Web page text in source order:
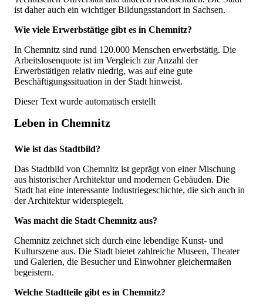
ist daher auch ein wichtiger Bildungsstandort in Sachsen.
Wie viele Erwerbstätige gibt es in Chemnitz?
In Chemnitz sind rund 120.000 Menschen erwerbstätig. Die
Arbeitslosenquote ist im Vergleich zur Anzahl der
Erwerbstätigen relativ niedrig, was auf eine gute
Beschäftigungssituation in der Stadt hinweist.
Dieser Text wurde automatisch erstellt
Leben in Chemnitz
Wie ist das Stadtbild?
Das Stadtbild von Chemnitz ist geprägt von einer Mischung
aus historischer Architektur und modernen Gebäuden. Die
Stadt hat eine interessante Industriegeschichte, die sich auch in
der Architektur widerspiegelt.
Was macht die Stadt Chemnitz aus?
Chemnitz zeichnet sich durch eine lebendige Kunst- und
Kulturszene aus. Die Stadt bietet zahlreiche Museen, Theater
und Galerien, die Besucher und Einwohner gleichermaßen
begeistern.
Welche Stadtteile gibt es in Chemnitz?